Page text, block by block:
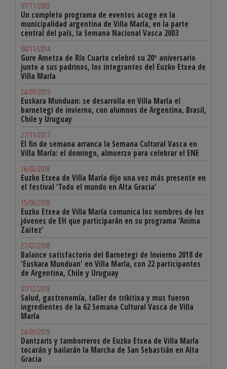
07/11/2003
Un completo programa de eventos acoge en la
municipalidad argentina de Villa María, en la parte
central del país, la Semana Nacional Vasca 2003
04/11/2014
Gure Ametza de Río Cuarto celebró su 20º aniversario
junto a sus padrinos, los integrantes del Euzko Etxea de
Villa María
24/07/2015
Euskara Munduan: se desarrolla en Villa María el
barnetegi de invierno, con alumnos de Argentina, Brasil,
Chile y Uruguay
27/11/2017
El fin de semana arranca la Semana Cultural Vasca en
Villa María: el domingo, almuerzo para celebrar el ENE
16/02/2018
Euzko Etxea de Villa María dijo una vez más presente en
el festival ‘Todo el mundo en Alta Gracia’
15/06/2018
Euzko Etxea de Villa María comunica los nombres de los
jóvenes de EH que participarán en su programa ‘Anima
Zaitez’
27/07/2018
Balance satisfactorio del Barnetegi de Invierno 2018 de
'Euskara Munduan' en Villa María, con 22 participantes
de Argentina, Chile y Uruguay
07/12/2018
Salud, gastronomía, taller de trikitixa y mus fueron
ingredientes de la 62 Semana Cultural Vasca de Villa
María
24/01/2019
Dantzaris y tamborreros de Euzko Etxea de Villa María
tocarán y bailarán la Marcha de San Sebastián en Alta
Gracia